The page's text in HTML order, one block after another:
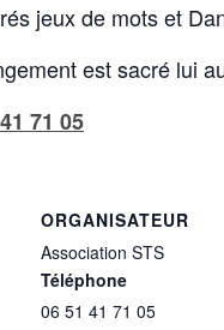
jeux de mots et
est sacré lui
71 05
ORGANISATEUR
Association STS
Téléphone
06 51 41 71 05